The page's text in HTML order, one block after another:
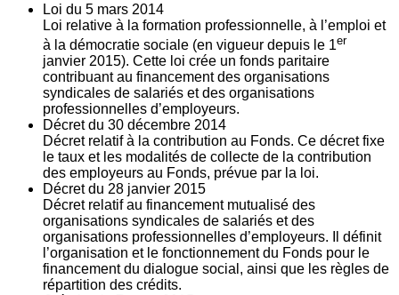
Loi du 5 mars 2014
Loi relative à la formation professionnelle, à l’emploi et
à la démocratie sociale (en vigueur depuis le 1er
janvier 2015). Cette loi crée un fonds paritaire
contribuant au financement des organisations
syndicales de salariés et des organisations
professionnelles d’employeurs.
Décret du 30 décembre 2014
Décret relatif à la contribution au Fonds. Ce décret fixe
le taux et les modalités de collecte de la contribution
des employeurs au Fonds, prévue par la loi.
Décret du 28 janvier 2015
Décret relatif au financement mutualisé des
organisations syndicales de salariés et des
organisations professionnelles d’employeurs. Il définit
l’organisation et le fonctionnement du Fonds pour le
financement du dialogue social, ainsi que les règles de
répartition des crédits.